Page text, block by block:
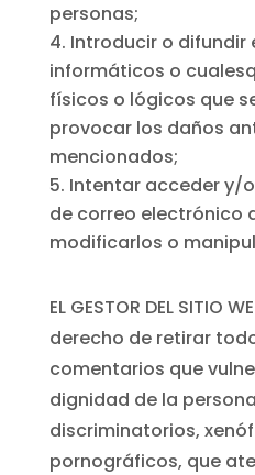
personas;
Introducir o difundir
informáticos o
físicos o lógicos que
provocar los daños
mencionados;
Intentar acceder y/
de correo electrónico
modificarlos o
EL GESTOR DEL SITIO
derecho de retirar
comentarios que
dignidad de la
discriminatorios,
pornográficos, que